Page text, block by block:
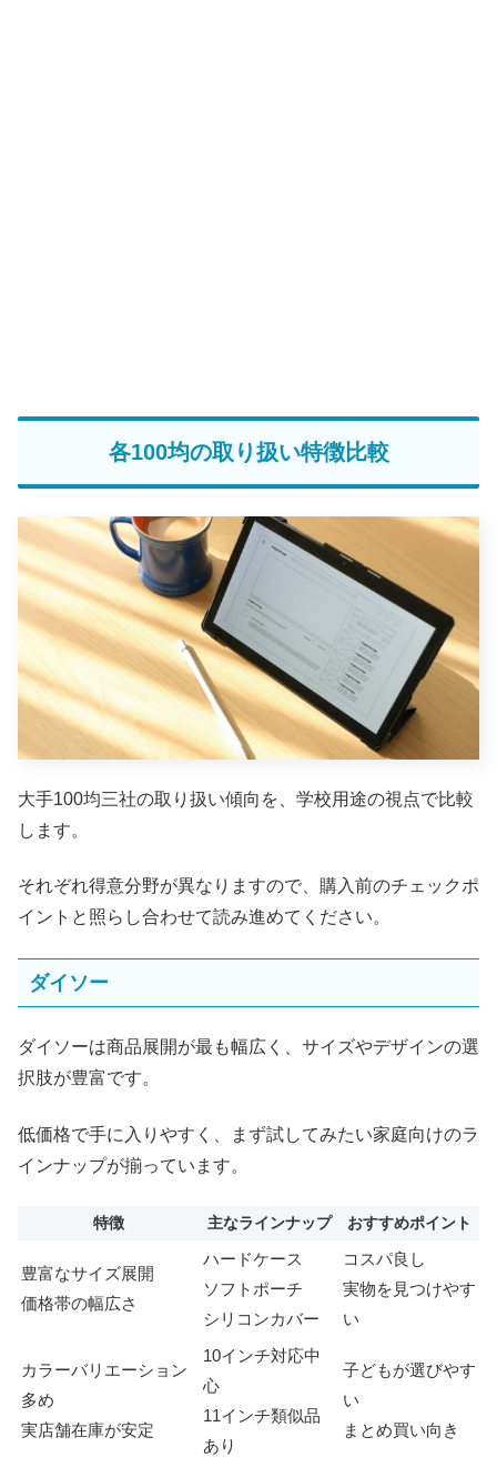
各100均の取り扱い特徴比較
大手100均三社の取り扱い傾向を、学校用途の視点で比較
します。
それぞれ得意分野が異なりますので、購入前のチェックポ
イントと照らし合わせて読み進めてください。
ダイソー
ダイソーは商品展開が最も幅広く、サイズやデザインの選
択肢が豊富です。
低価格で手に入りやすく、まず試してみたい家庭向けのラ
インナップが揃っています。
特徴 主なラインナップ おすすめポイント
豊富なサイズ展開
価格帯の幅広さ
ハードケース
ソフトポーチ
シリコンカバー
コスパ良し
実物を見つけやす
い
カラーバリエーション
多め
実店舗在庫が安定
10インチ対応中
心
11インチ類似品
あり
子どもが選びやす
い
まとめ買い向き